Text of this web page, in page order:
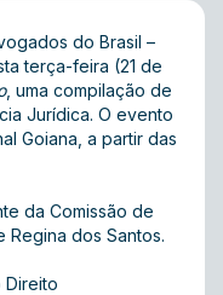
do Brasil –
terça-feira (21 de
, uma compilação de
Jurídica. O evento
Goiana, a partir das
da Comissão de
Regina dos Santos.
Direito